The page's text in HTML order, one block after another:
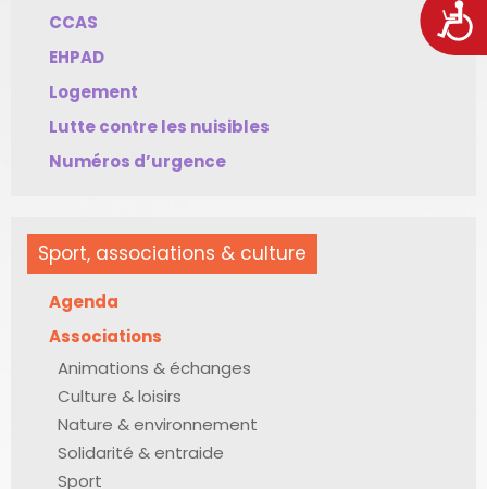
CCAS
EHPAD
Logement
Lutte contre les nuisibles
Numéros d’urgence
Sport, associations & culture
Agenda
Associations
Animations & échanges
Culture & loisirs
Nature & environnement
Solidarité & entraide
Sport